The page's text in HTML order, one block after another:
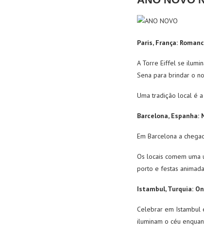
Paris, França:
A Torre Eiffel se
Sena para brindar o
Uma tradição local é
Barcelona,
Em Barcelona a
Os locais comem
porto e festas
Istambul, Turquia:
Celebrar em Istambul
iluminam o céu